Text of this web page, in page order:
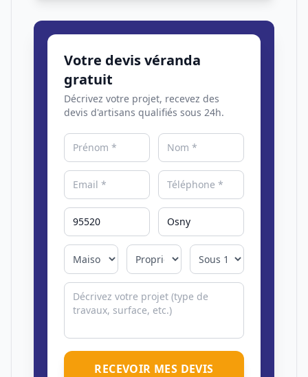
Votre devis véranda
gratuit
Décrivez votre projet, recevez des
devis d'artisans qualifiés sous 24h.
RECEVOIR MES DEVIS